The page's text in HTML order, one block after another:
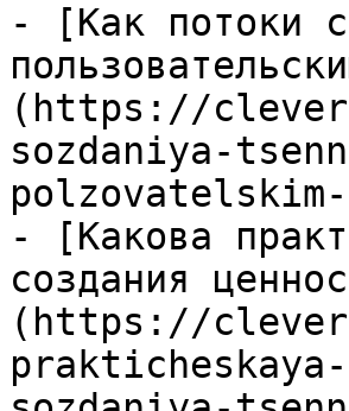
- [Как потоки
(https://
sozdaniya-
- [Какова
создания
(https://